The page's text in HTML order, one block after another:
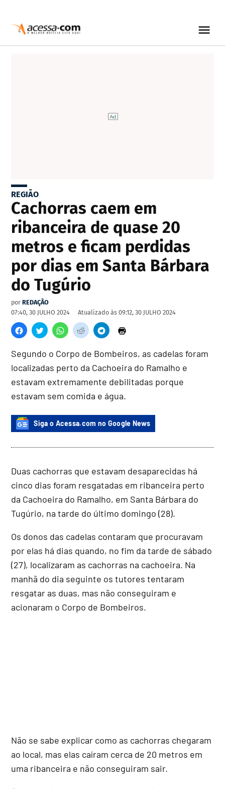
REGIÃO
Cachorras caem em
ribanceira de quase 20
metros e ficam perdidas
por dias em Santa Bárbara
do Tugúrio
por REDAÇÃO
07:40, 30 JULHO 2024
Atualizado às 09:12, 30 JULHO 2024
Segundo o Corpo de Bombeiros, as cadelas foram
localizadas perto da Cachoeira do Ramalho e
estavam extremamente debilitadas porque
estavam sem comida e água.
Siga o Acessa.com no Google News
Duas cachorras que estavam desaparecidas há
cinco dias foram resgatadas em ribanceira perto
da Cachoeira do Ramalho, em Santa Bárbara do
Tugúrio, na tarde do último domingo (28).
Os donos das cadelas contaram que procuravam
por elas há dias quando, no fim da tarde de sábado
(27), localizaram as cachorras na cachoeira. Na
manhã do dia seguinte os tutores tentaram
resgatar as duas, mas não conseguiram e
acionaram o Corpo de Bombeiros.
Não se sabe explicar como as cachorras chegaram
ao local, mas elas caíram cerca de 20 metros em
uma ribanceira e não conseguiram sair.